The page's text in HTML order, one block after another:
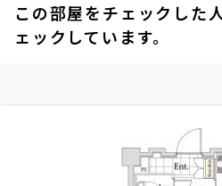
この部屋をチェックした
ェックしています。